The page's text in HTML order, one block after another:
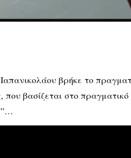
βρήκε το
που βασίζεται στο πραγματικό